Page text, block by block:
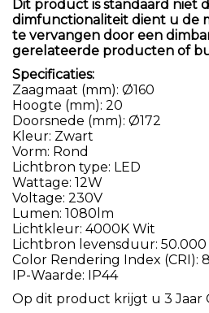
Dit product is standaard niet
dimfunctionaliteit dient u de
te vervangen door een
gerelateerde producten of
Specificaties:
Zaagmaat (mm): Ø160
Hoogte (mm): 20
Doorsnede (mm): Ø172
Kleur: Zwart
Vorm: Rond
Lichtbron type: LED
Wattage: 12W
Voltage: 230V
Lumen: 1080lm
Lichtkleur: 4000K Wit
Lichtbron levensduur:
Color Rendering Index (CRI):
IP-Waarde: IP44
Op dit product krijgt u 3 Jaar